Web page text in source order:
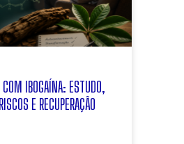
IBOGAÍNA: ESTUDO,
E RECUPERAÇÃO